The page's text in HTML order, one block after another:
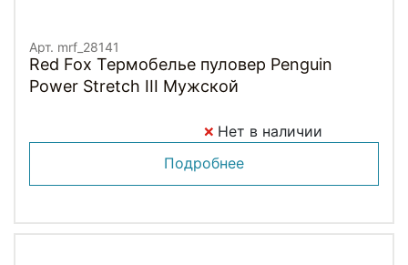
Арт. mrf_28141
Red Fox Термобелье пуловер Penguin
Power Stretch III Мужской
Нет в наличии
Подробнее